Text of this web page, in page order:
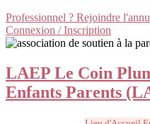
Professionnel ? Rejoindre
Connexion / Inscription
LAEP Le Coin
Enfants Parents